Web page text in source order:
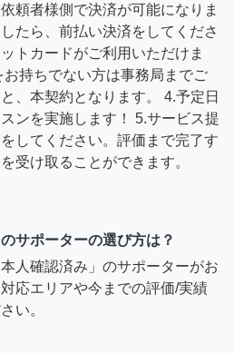
頼者様側で決済が可能になりま
たら、前払い決済をしてくださ
トカードがご利用いただけま
持ちでない方は事務局までご
、本契約となります。 4.予定日
ンを実施します！ 5.サービス提
してください。評価まで完了す
受け取ることができます。
サポーターの選び方は？
人確認済み」のサポーターがお
応エリアや今までの評価/実績
い。